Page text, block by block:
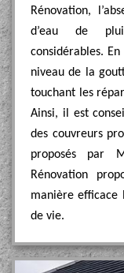
Rénovation,
d’eau de
considérables.
niveau de la
touchant les
Ainsi, il est
des couvreurs
proposés par
Rénovation
manière
de vie.